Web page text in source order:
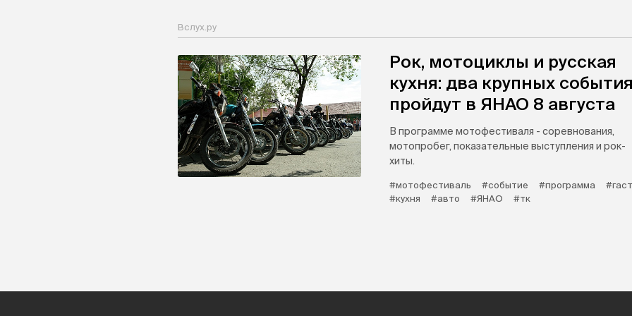
Вслух.ру
Рок, мотоциклы и русская
кухня: два крупных события
пройдут в ЯНАО 8 августа
В программе мотофестиваля - соревнования,
мотопробег, показательные выступления и рок-
хиты.
#мотофестиваль #событие #программа
#кухня
#авто #ЯНАО #тк